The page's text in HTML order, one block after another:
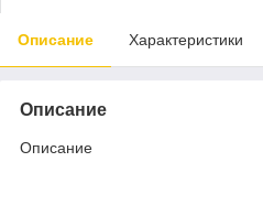
Описание Характеристики
Описание
Описание